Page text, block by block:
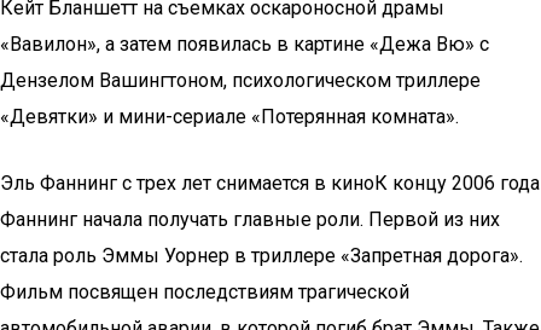
Кейт Бланшетт на съемках оскароносной драмы
«Вавилон», а затем появилась в картине «Дежа Вю» с
Дензелом Вашингтоном, психологическом триллере
«Девятки» и мини-сериале «Потерянная комната».
Эль Фаннинг с трех лет снимается в киноК концу 2006 года
Фаннинг начала получать главные роли. Первой из них
стала роль Эммы Уорнер в триллере «Запретная дорога».
Фильм посвящен последствиям трагической